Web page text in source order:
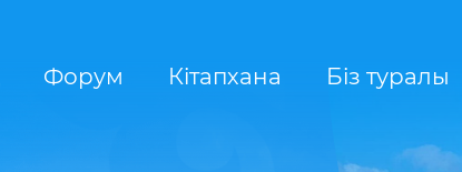
Форум Кітапхана Біз туралы